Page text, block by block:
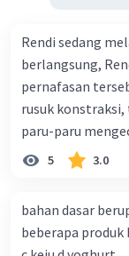
Rendi sedang
berlangsung,
pernafasan
rusuk
paru-paru
informasi
sedang
5 3.0
bahan dasar
beberapa produk